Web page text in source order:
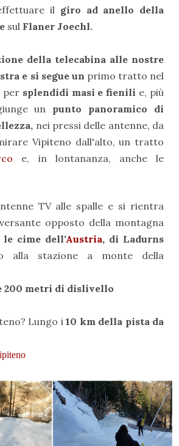
il giro ad anello della
sul Flaner Joechl.
della telecabina alle nostre
e si segue un primo tratto nel
per splendidi masi e fienili e, più
un punto panoramico di
nei pressi delle antenne, da
Vipiteno dall'alto, un tratto
e, in lontananza, anche le
TV alle spalle e si rientra
opposto della montagna
le cime dell'Austria, di Ladurns
alla stazione a monte della
200 metri di dislivello
Lungo i 10 km della pista da